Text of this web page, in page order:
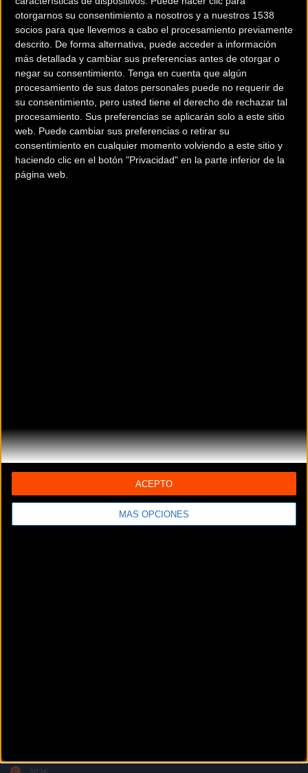
otorgarnos su consentimiento a nosotros y a nuestros 1538
socios para que llevemos a cabo el procesamiento previamente
descrito. De forma alternativa, puede acceder a información
más detallada y cambiar sus preferencias antes de otorgar o
negar su consentimiento. Tenga en cuenta que algún
procesamiento de sus datos personales puede no requerir de
su consentimiento, pero usted tiene el derecho de rechazar tal
procesamiento. Sus preferencias se aplicarán solo a este sitio
web. Puede cambiar sus preferencias o retirar su
consentimiento en cualquier momento volviendo a este sitio y
haciendo clic en el botón "Privacidad" en la parte inferior de la
página web.
MÁS OPCIONES
ACEPTO